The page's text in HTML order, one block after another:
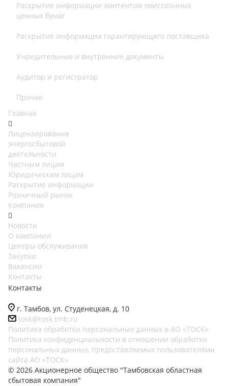
Раскрытие информации эмитентом эмиссионных
ценных бумаг
Раскрытие информации гарантирующего поставщика
Учредительные и внутренние документы
Аудитор и регистратор
Прочее
Главная
Лицензирование
энергосбытовой
деятельности
Частным лицам
Юридическим лицам
Раскрытие информации
Розничный рынок
Компания
Новости
О компании
Центры обслуживания
Закупки
Вакансии
Контакты
Контакты
г. Тамбов, ул. Студенецкая, д. 10
tosk@tosk.tmb.ru
Политика обработки персональных данных в АО «ТОСК»
Политика конфиденциальности в отношении обработки
персональных данных, предоставляемых пользователями
сайта АО «ТОСК»
© 2026 Акционерное общество "Тамбовская областная
сбытовая компания"